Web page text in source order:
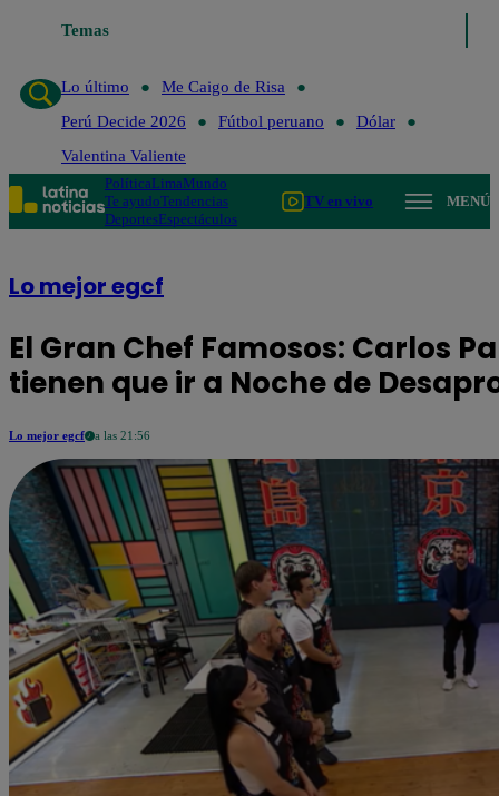
Temas
Lo último
Lo último
Me Caigo de Risa
Perú Decide 2026
Fútbol peruano
Dólar
Valentina Valiente
PolíticaLimaMundo
Te ayudoTendencias
DeportesEspectáculos
TV en vivo MENÚ
Lo mejor egcf
El Gran Chef Famosos: Carlos
tienen que ir a Noche de
Lo mejor egcf a las 21:56